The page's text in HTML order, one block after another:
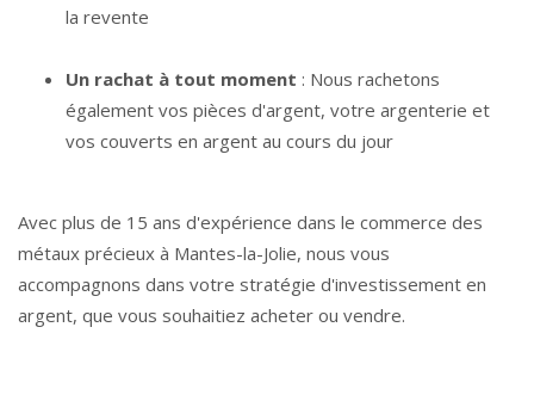
la revente
Un rachat à tout moment : Nous rachetons
également vos pièces d'argent, votre argenterie et
vos couverts en argent au cours du jour
Avec plus de 15 ans d'expérience dans le commerce des
métaux précieux à Mantes-la-Jolie, nous vous
accompagnons dans votre stratégie d'investissement en
argent, que vous souhaitiez acheter ou vendre.